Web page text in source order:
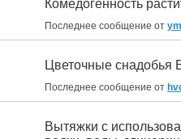
Комедогенность
Последнее сообщение от
Цветочные снадобья
Последнее сообщение от
Вытяжки с